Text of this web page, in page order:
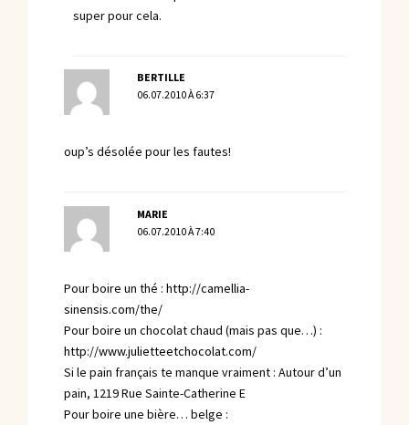
super pour cela.
BERTILLE
06.07.2010 À 6:37
oup’s désolée pour les fautes!
MARIE
06.07.2010 À 7:40
Pour boire un thé : http://camellia-
sinensis.com/the/
Pour boire un chocolat chaud (mais pas que…) :
http://www.julietteetchocolat.com/
Si le pain français te manque vraiment : Autour d’un
pain, 1219 Rue Sainte-Catherine E
Pour boire une bière… belge :